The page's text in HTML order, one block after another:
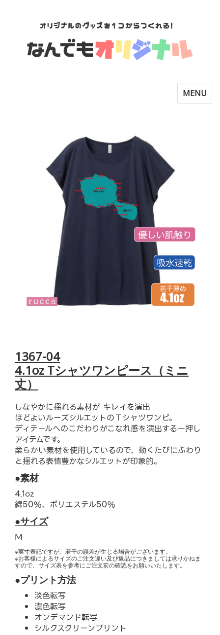
Toggle
MENU
1367-04
4.1oz Tシャツワンピース（ミニ
丈）
しなやかに揺れる素材が キレイを演出
ほどよいルーズシルエットのＴシャツワンピ。
ディテールへのこだわりがこなれ感を演出する一押し
アイテムです。
柔らかい素材を使用しているので、動くたびにふわり
と揺れる表情豊かなシルエットが印象的。
●素材
4.1oz
綿50%、ポリエステル50%
●サイズ
M
※実寸表記ですが、若干の誤差が生じる場合がございます。
※お客様によるサイズのご注文違い及び返品につきましては承りかねま
すので、サイズ表を参考にご注文前の確認をお願いいたします。
●プリント方法
淡色転写
濃色転写
オンデマンド転写
シルクスクリーンプリント